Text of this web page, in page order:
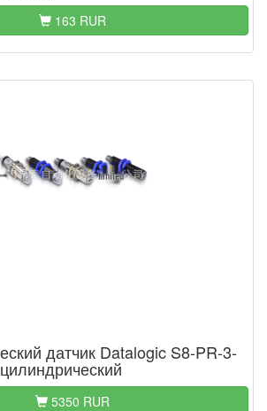
163 RUR
датчик Datalogic S8-PR-3-
5350 RUR